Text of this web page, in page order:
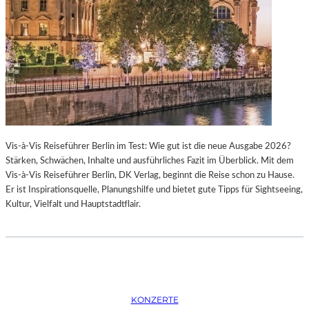
K
T
I
O
N
M
I
T
H
M
B
U
R
O
S
O
P
E
R
I
N
M
Ü
C
H
E
N
P
Vis-à-Vis Reiseführer Berlin im Test: Wie gut ist die neue Ausgabe 2026?
Stärken, Schwächen, Inhalte und ausführliches Fazit im Überblick. Mit dem
Vis-à-Vis Reiseführer Berlin, DK Verlag, beginnt die Reise schon zu Hause.
Er ist Inspirationsquelle, Planungshilfe und bietet gute Tipps für Sightseeing,
Kultur, Vielfalt und Hauptstadtflair.
KONZERTE